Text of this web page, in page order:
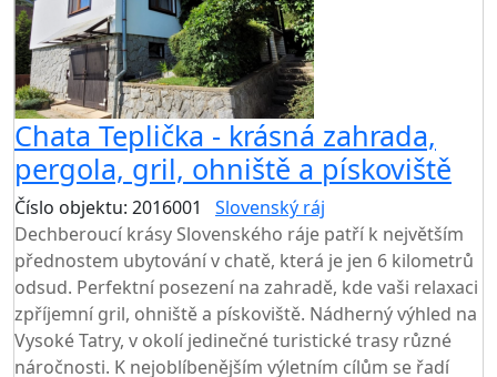
Chata Teplička - krásná zahrada,
pergola, gril, ohniště a pískoviště
Číslo objektu: 2016001 Slovenský ráj
Dechberoucí krásy Slovenského ráje patří k největším
přednostem ubytování v chatě, která je jen 6 kilometrů
odsud. Perfektní posezení na zahradě, kde vaši relaxaci
zpříjemní gril, ohniště a pískoviště. Nádherný výhled na
Vysoké Tatry, v okolí jedinečné turistické trasy různé
náročnosti. K nejoblíbenějším výletním cílům se řadí